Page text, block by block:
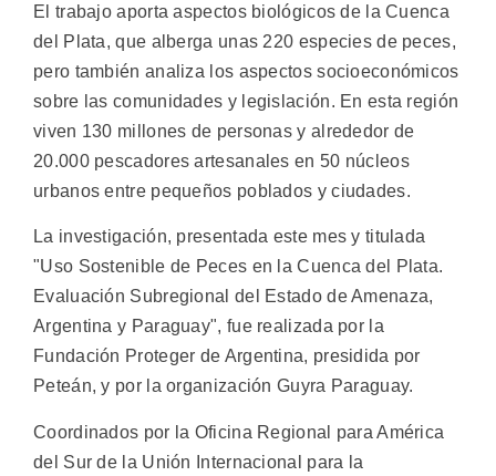
El trabajo aporta aspectos biológicos de la Cuenca
del Plata, que alberga unas 220 especies de peces,
pero también analiza los aspectos socioeconómicos
sobre las comunidades y legislación. En esta región
viven 130 millones de personas y alrededor de
20.000 pescadores artesanales en 50 núcleos
urbanos entre pequeños poblados y ciudades.
La investigación, presentada este mes y titulada
"Uso Sostenible de Peces en la Cuenca del Plata.
Evaluación Subregional del Estado de Amenaza,
Argentina y Paraguay", fue realizada por la
Fundación Proteger de Argentina, presidida por
Peteán, y por la organización Guyra Paraguay.
Coordinados por la Oficina Regional para América
del Sur de la Unión Internacional para la